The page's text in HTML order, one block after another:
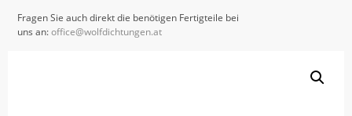
Fragen Sie auch direkt die benötigen Fertigteile bei
uns an:office@wolfdichtungen.at